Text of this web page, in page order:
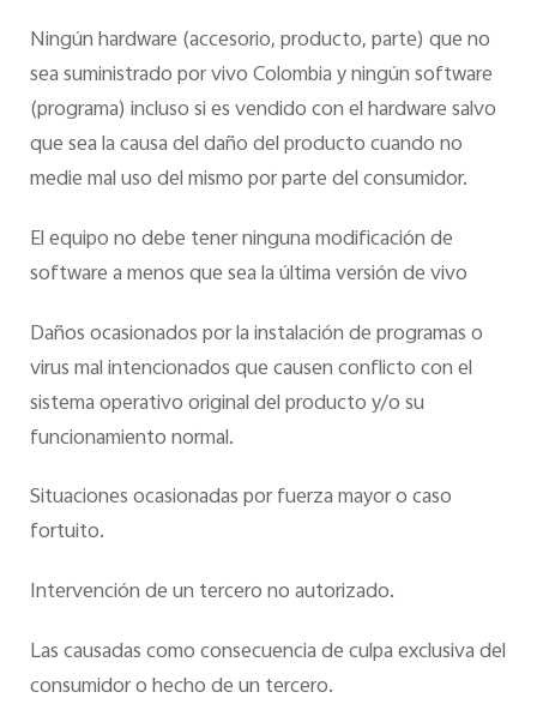
Ningún hardware (accesorio, producto, parte) que no
sea suministrado por vivo Colombia y ningún software
(programa) incluso si es vendido con el hardware salvo
que sea la causa del daño del producto cuando no
medie mal uso del mismo por parte del consumidor.
El equipo no debe tener ninguna modificación de
software a menos que sea la última versión de vivo
Daños ocasionados por la instalación de programas o
virus mal intencionados que causen conflicto con el
sistema operativo original del producto y/o su
funcionamiento normal.
Situaciones ocasionadas por fuerza mayor o caso
fortuito.
Intervención de un tercero no autorizado.
Las causadas como consecuencia de culpa exclusiva del
consumidor o hecho de un tercero.